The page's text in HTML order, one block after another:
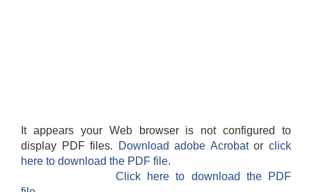
It appears your Web browser is not configured to
display PDF files.
Download adobe Acrobatorclick
here to download the PDF file.
Click here to download the PDF